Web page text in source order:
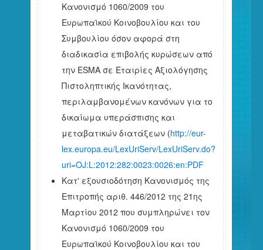
Κανονισμό 1060/2009 του
Ευρωπαϊκού Κοινοβουλίου και του
Συμβουλίου όσον αφορά στη
διαδικασία επιβολής κυρώσεων από
την ESMA σε Εταιρίες Αξιολόγησης
Πιστοληπτικής Ικανότητας,
περιλαμβανομένων κανόνων για το
δικαίωμα υπεράσπισης και
μεταβατικών διατάξεων (http://eur-
lex.europa.eu/LexUriServ/LexUriServ.do?
uri=OJ:L:2012:282:0023:0026:en:PDF
Κατ' εξουσιοδότηση Κανονισμός της
Επιτροπής αριθ. 446/2012 της 21ης
Μαρτίου 2012 που συμπληρώνει τον
Κανονισμό 1060/2009 του
Ευρωπαϊκού Κοινοβουλίου και του